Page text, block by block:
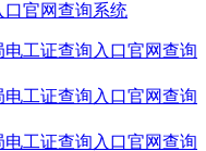
口官网查询系统